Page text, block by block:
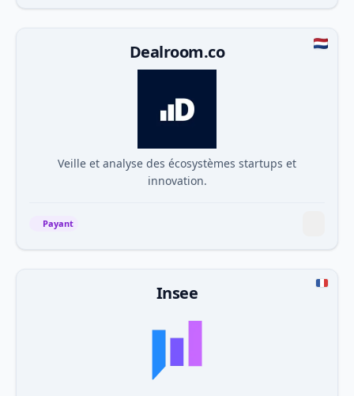
Dealroom.co
Veille et analyse des écosystèmes startups et
innovation.
Payant
Insee